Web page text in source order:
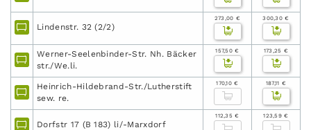
Lindenstr. 32 (2/2)
273,00 € 300,30 €
Werner-Seelenbinder-Str. Nh. Bäcker
str./We.li.
157,50 € 173,25 €
Heinrich-Hildebrand-Str./Lutherstift
sew. re.
170,10 € 187,11 €
Dorfstr 17 (B 183) li/-Marxdorf
112,35 € 123,59 €